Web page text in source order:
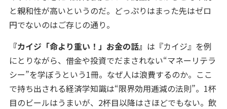
と親和性が高いというのだ。どっぷりはまった先はゼロ
円でないのはご存じの通り。
『カイジ「命より重い！」お金の話』 は『カイジ』を例
にとりながら、借金や投資でだまされない“マネーリテラ
シー”を学ぼうという1冊。なぜ人は浪費するのか。ここ
で持ち出される経済学知識は“限界効用逓減の法則”。1杯
目のビールはうまいが、2杯目以降はさほどでもない。飲